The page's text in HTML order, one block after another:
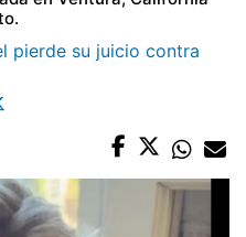
pierde su juicio contra